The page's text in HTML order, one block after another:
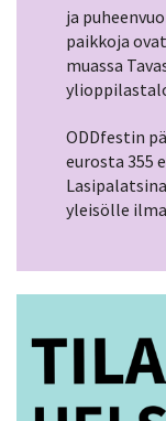
ja
paikkoja
muassa
ODDfestin
eurosta 355
yleisölle